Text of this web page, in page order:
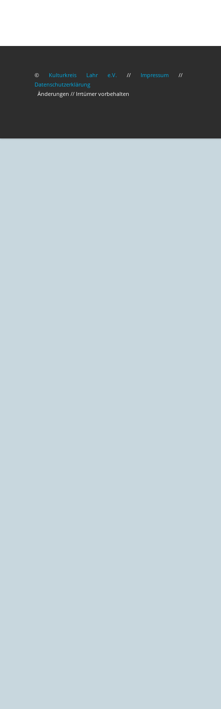
© Kulturkreis Lahr e.V. // Impressum //
Datenschutzerklärung
Änderungen // Irrtümer vorbehalten